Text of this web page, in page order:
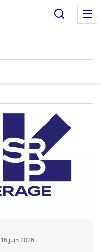
16 juin 2026